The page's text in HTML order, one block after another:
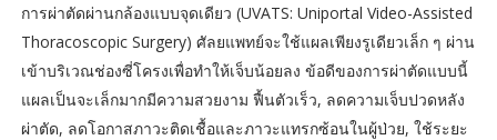
การผ่าตัดผ่านกล้องแบบจุดเดียว (UVATS: Uniportal Video-Assisted
Thoracoscopic Surgery) ศัลยแพทย์จะใช้แผลเพียงรูเดียวเล็ก ๆ ผ่าน
เข้าบริเวณช่องซี่โครงเพื่อทำให้เจ็บน้อยลง ข้อดีของการผ่าตัดแบบนี้
แผลเป็นจะเล็กมากมีความสวยงาม ฟื้นตัวเร็ว, ลดความเจ็บปวดหลัง
ผ่าตัด, ลดโอกาสภาวะติดเชื้อและภาวะแทรกซ้อนในผู้ป่วย, ใช้ระยะ